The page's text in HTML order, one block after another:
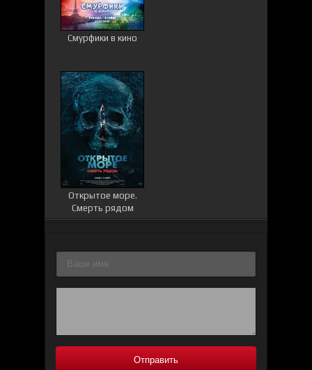
Смурфики в кино
Открытое море.
Смерть рядом
Отправить